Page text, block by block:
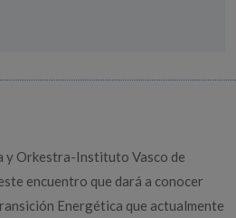
y Orkestra-Instituto Vasco de
encuentro que dará a conocer
Energética que actualmente